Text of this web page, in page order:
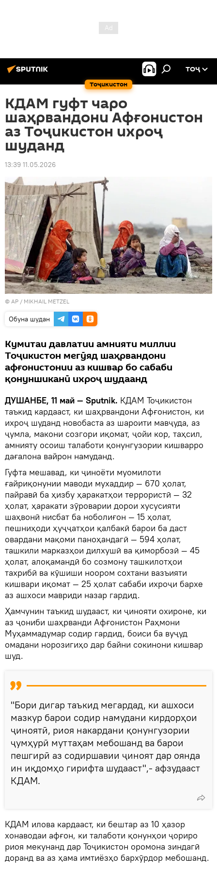
Тоҷикистон
ТОҶ
КДАМ гуфт чаро
шаҳрвандони Афғонистон
аз Тоҷикистон ихроҷ
шуданд
13:39 11.05.2026
© AP / MIKHAIL METZEL
Обуна шудан
Кумитаи давлатии амнияти миллии
Тоҷикистон мегӯяд шаҳрвандони
афғонистонии аз кишвар бо сабаби
қонуншиканӣ ихроҷ шудаанд
ДУШАНБЕ, 11 май — Sputnik. КДАМ Тоҷикистон
таъкид кардааст, ки шаҳрвандони Афғонистон, ки
ихроҷ шуданд новобаста аз шароити мавҷуда, аз
ҷумла, макони созгори иқомат, ҷойи кор, таҳсил,
амнияту осоиш талаботи қонунгузории кишварро
дағалона вайрон намуданд.
Гуфта мешавад, ки ҷиноёти муомилоти
ғайриқонунии маводи мухаддир — 670 ҳолат,
пайравӣ ба ҳизбу ҳаракатҳои террористӣ — 32
ҳолат, ҳаракати зӯроварии дорои хусусияти
шаҳвонӣ нисбат ба ноболиғон — 15 ҳолат,
пешниҳоди ҳуҷҷатҳои қалбакӣ барои ба даст
овардани мақоми паноҳандагӣ — 594 ҳолат,
ташкили марказҳои дилхушӣ ва қиморбозӣ — 45
ҳолат, алоқамандӣ бо созмону ташкилотҳои
тахрибӣ ва кӯшиши ноором сохтани вазъияти
кишвари иқомат — 25 ҳолат сабаби ихроҷи бархе
аз ашхоси мавриди назар гардид.
Ҳамчунин таъкид шудааст, ки ҷинояти охироне, ки
аз ҷониби шаҳрванди Афғонистон Раҳмони
Муҳаммадумар содир гардид, боиси ба вуҷуд
омадани норозигиҳо дар байни сокинони кишвар
шуд.
"Бори дигар таъкид мегардад, ки ашхоси
мазкур барои содир намудани кирдорҳои
ҷиноятӣ, риоя накардани қонунгузории
ҷумҳурӣ муттаҳам мебошанд ва барои
пешгирӣ аз содиршавии ҷиноят дар оянда
ин иқдомҳо гирифта шудааст",- афзудааст
КДАМ.
КДАМ илова кардааст, ки бештар аз 10 ҳазор
хонаводаи афғон, ки талаботи қонунҳои ҷориро
риоя мекунанд дар Тоҷикистон оромона зиндагӣ
доранд ва аз ҳама имтиёзҳо бархӯрдор мебошанд.